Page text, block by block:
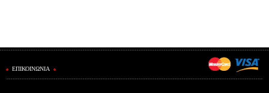
ΕΠΙΚΟΙΝΩΝΙΑ